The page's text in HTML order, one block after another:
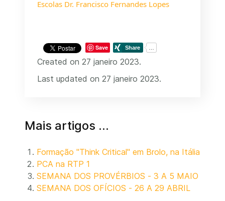
Escolas Dr. Francisco Fernandes Lopes
Save
Created on 27 janeiro 2023.
Last updated on 27 janeiro 2023.
Mais artigos …
Formação "Think Critical" em Brolo, na Itália
PCA na RTP 1
SEMANA DOS PROVÉRBIOS - 3 A 5 MAIO
SEMANA DOS OFÍCIOS - 26 A 29 ABRIL